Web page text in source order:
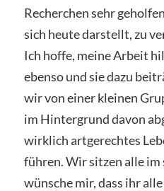
Recherchen sehr
sich heute darstellt, zu
Ich hoffe, meine Arbeit
ebenso und sie dazu
wir von einer kleinen
im Hintergrund davon
wirklich artgerechtes
führen. Wir sitzen alle im
wünsche mir, dass ihr